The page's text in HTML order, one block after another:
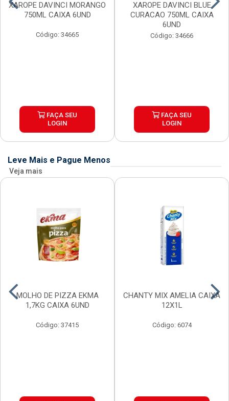
XAROPE DAVINCI MORANGO
750ML CAIXA 6UND
Código: 34665
FAÇA SEU
LOGIN
XAROPE DAVINCI BLUE
CURACAO 750ML CAIXA
6UND
Código: 34666
FAÇA SEU
LOGIN
Leve Mais e Pague Menos
Veja mais
MOLHO DE PIZZA EKMA
1,7KG CAIXA 6UND
Código: 37415
CHANTY MIX AMELIA CAIXA
12X1L
Código: 6074